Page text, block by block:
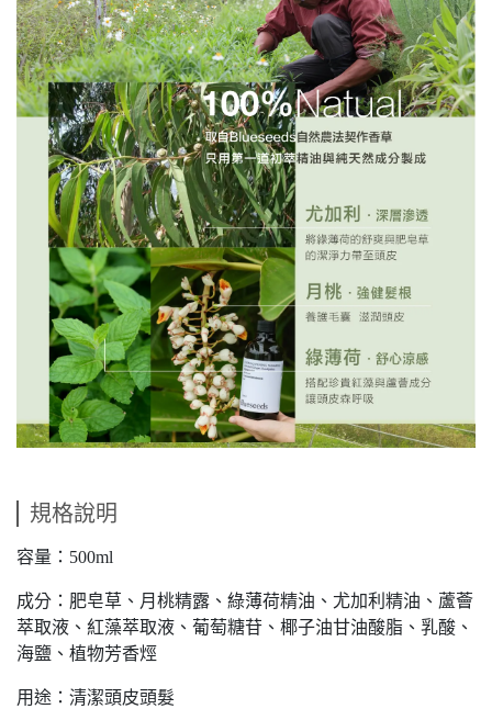
規格說明
容量：500ml
成分：肥皂草、月桃精露、綠薄荷精油、尤加利精油、蘆薈
萃取液、紅藻萃取液、葡萄糖苷、椰子油甘油酸脂、乳酸、
海鹽、植物芳香烴
用途：清潔頭皮頭髮